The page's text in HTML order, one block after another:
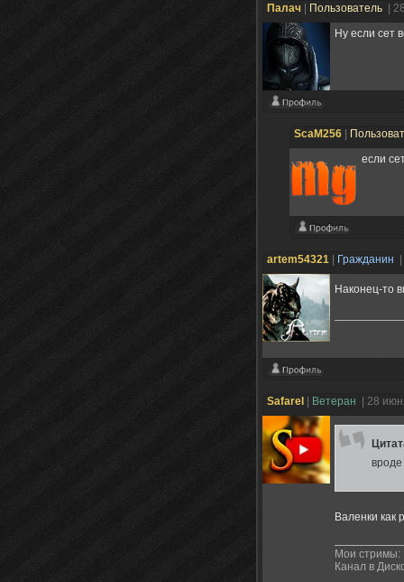
Палач Пользователь
|
Ну если сет
ScaM256
если
artem54321 Гражданин
Наконец-то
Safarel Ветеран | 28
вроде
Валенки как
Мои стримы:
Канал в